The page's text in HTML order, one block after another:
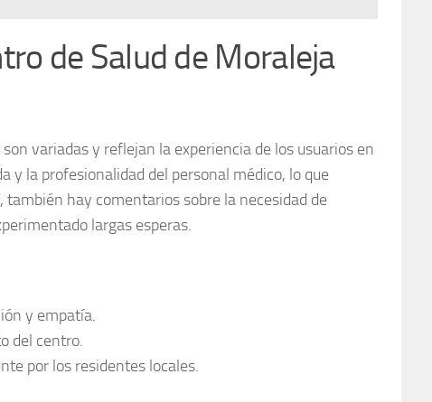
de Salud de Moraleja
variadas y reflejan la experiencia de los usuarios en
y la profesionalidad del personal médico, lo que
hay comentarios sobre la necesidad de
largas esperas.
y empatía.
del centro.
por los residentes locales.